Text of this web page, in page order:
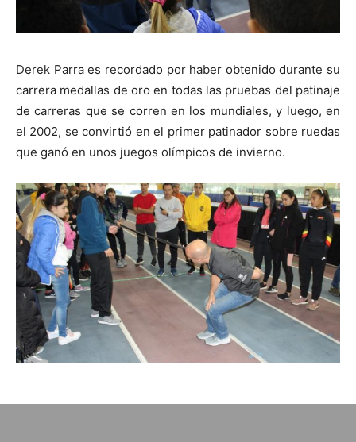
Derek Parra es recordado por haber obtenido durante su
carrera medallas de oro en todas las pruebas del patinaje
de carreras que se corren en los mundiales, y luego, en
el 2002, se convirtió en el primer patinador sobre ruedas
que ganó en unos juegos olímpicos de invierno.